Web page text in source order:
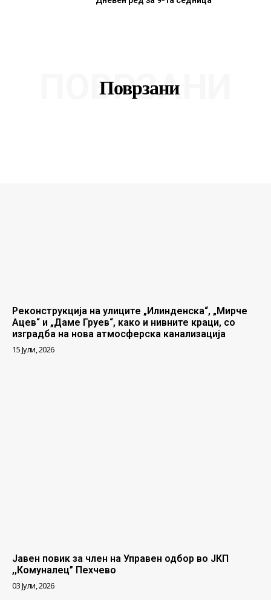
Поврзани
ПОВРЗАНИ
Реконструкција на улиците „Илинденска“, „Мирче
Ацев“ и „Даме Груев“, како и нивните краци, со
изградба на нова атмосферска канализација
15 Јули, 2026
Јавен повик за член на Управен одбор во ЈКП
,,Комуналец” Пехчево
03 Јули, 2026